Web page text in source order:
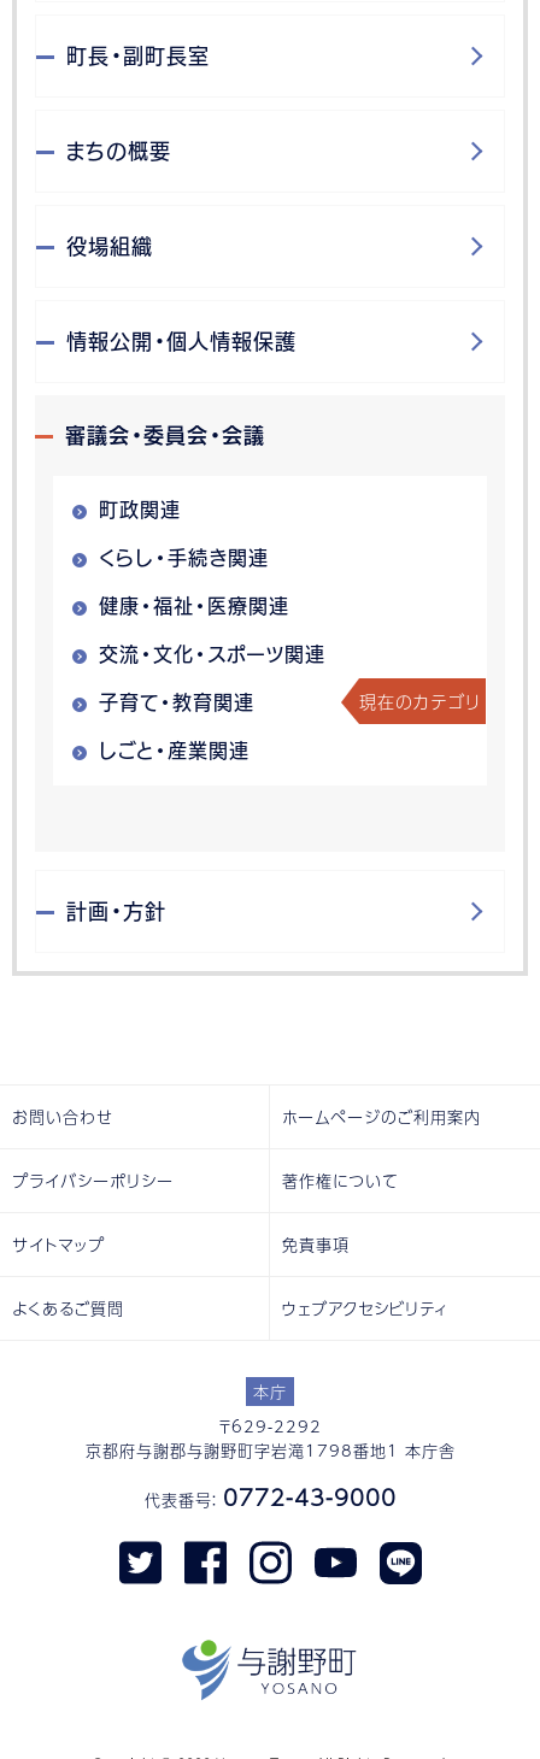
町長・副町長室
まちの概要
役場組織
情報公開・個人情報保護
審議会・委員会・会議
町政関連
くらし・手続き関連
健康・福祉・医療関連
交流・文化・スポーツ関連
子育て・教育関連 現在のカテゴリ
しごと・産業関連
計画・方針
本庁
〒629-2292
京都府与謝郡与謝野町字岩滝1798番地1 本庁舎
代表番号： 0772-43-9000
お問い合わせ ホームページのご利用案内
プライバシーポリシー 著作権について
サイトマップ 免責事項
よくあるご質問 ウェブアクセシビリティ